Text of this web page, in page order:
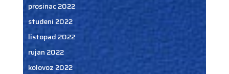
prosinac 2022
studeni 2022
listopad 2022
rujan 2022
kolovoz 2022